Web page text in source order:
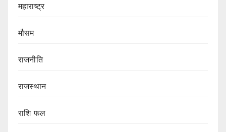
महाराष्ट्र
मौसम
राजनीति
राजस्थान
राशि फल